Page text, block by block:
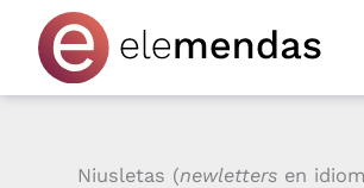
contenido
Niusletas (newletters en